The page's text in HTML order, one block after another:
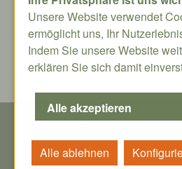
Oxni GmbH
Klosterstrasse 34
8406 Winterthur
info@oxni.ch
+41 52 551 00 40
© Copyright - Alle Rechte
Unsere Website verwendet
ermöglicht uns, Ihr
Indem Sie unsere Website
erklären Sie sich damit